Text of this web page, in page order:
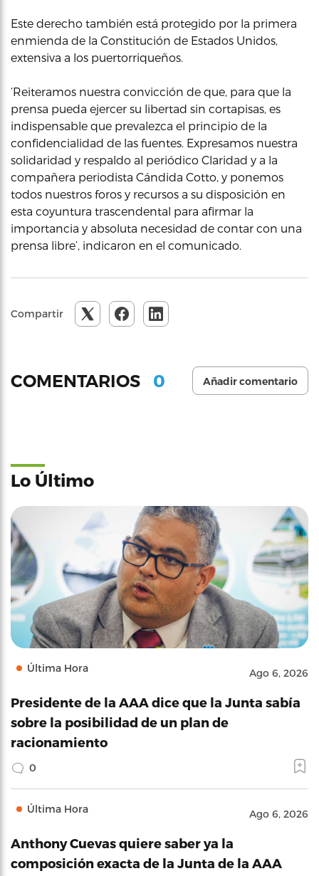
Este derecho también está protegido por la primera
enmienda de la Constitución de Estados Unidos,
extensiva a los puertorriqueños.
‘Reiteramos nuestra convicción de que, para que la
prensa pueda ejercer su libertad sin cortapisas, es
indispensable que prevalezca el principio de la
confidencialidad de las fuentes. Expresamos nuestra
solidaridad y respaldo al periódico Claridad y a la
compañera periodista Cándida Cotto, y ponemos
todos nuestros foros y recursos a su disposición en
esta coyuntura trascendental para afirmar la
importancia y absoluta necesidad de contar con una
prensa libre’, indicaron en el comunicado.
Compartir
COMENTARIOS 0 Añadir comentario
Lo Último
Última Hora Ago 6, 2026
Presidente de la AAA dice que la Junta sabía
sobre la posibilidad de un plan de
racionamiento
0
Última Hora Ago 6, 2026
Anthony Cuevas quiere saber ya la
composición exacta de la Junta de la AAA